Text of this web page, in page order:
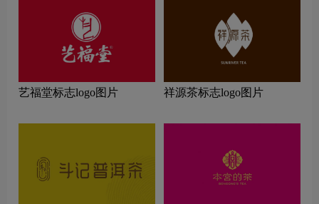
艺福堂标志logo图片 祥源茶标志logo图片